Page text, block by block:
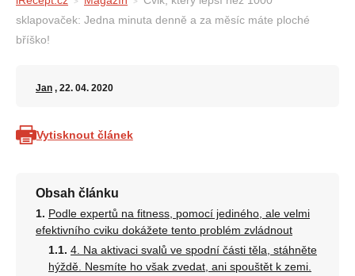
sklapovaček: Jedna minuta denně a za měsíc máte ploché
bříško!
Jan , 22. 04. 2020
Vytisknout článek
Obsah článku
Podle expertů na fitness, pomocí jediného, ​​ale velmi
efektivního cviku dokážete tento problém zvládnout
4. Na aktivaci svalů ve spodní části těla, stáhněte
hýždě. Nesmíte ho však zvedat, ani spouštět k zemi.